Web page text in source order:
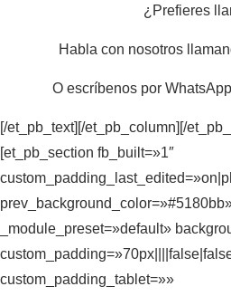
¿Prefieres
Habla con nosotros
O escríbenos por
[/et_pb_text][/et_pb_column][/
[et_pb_section fb_built=»1″
_module_preset=»default»
custom_padding_tablet=»»